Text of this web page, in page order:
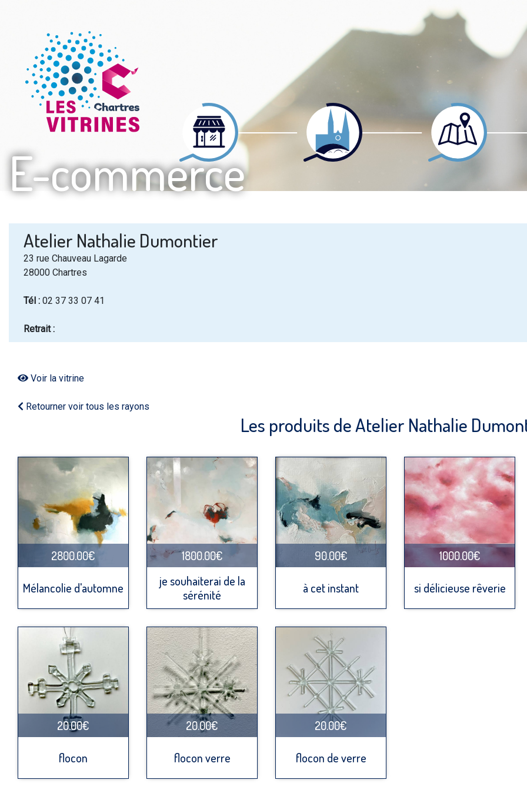
E-commerce
Atelier Nathalie Dumontier
23 rue Chauveau Lagarde
28000 Chartres
Tél : 02 37 33 07 41
Retrait :
Voir la vitrine
Retourner voir tous les rayons
Les produits de Atelier Nathalie
2800.00€
Mélancolie d'automne
1800.00€
je souhaiterai de la
sérénité
90.00€
à cet instant
1000.00€
si délicieuse rêverie
20.00€
flocon
20.00€
flocon verre
20.00€
flocon de verre